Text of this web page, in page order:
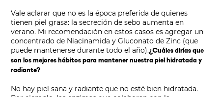
Vale aclarar que no es la época preferida de quienes
tienen piel grasa: la secreción de sebo aumenta en
verano. Mi recomendación en estos casos es agregar un
concentrado de Niacinamida y Gluconato de Zinc (que
puede mantenerse durante todo el año).¿Cuáles dirías que
son los mejores hábitos para mantener nuestra piel hidratada y
radiante?
No hay piel sana y radiante que no esté bien hidratada.